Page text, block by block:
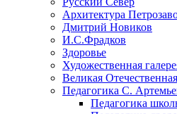
Архитектура
Дмитрий Новиков
И.С.Фрадков
Здоровье
Художественная
Великая
Педагогика С.
Педагогика